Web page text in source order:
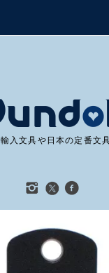
輸入文具や日本の定番文